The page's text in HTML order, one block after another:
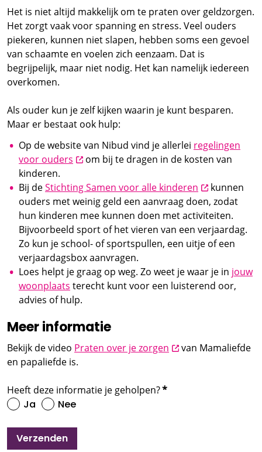
Het is niet altijd makkelijk om te praten over geldzorgen.
Het zorgt vaak voor spanning en stress. Veel ouders
piekeren, kunnen niet slapen, hebben soms een gevoel
van schaamte en voelen zich eenzaam. Dat is
begrijpelijk, maar niet nodig. Het kan namelijk iedereen
overkomen.
Als ouder kun je zelf kijken waarin je kunt besparen.
Maar er bestaat ook hulp:
Op de website van Nibud vind je allerlei regelingen
voor ouders opent nieuw scherm
om bij te dragen in de kosten van
kinderen.
Bij deStichting Samen voor alle kinderen opent nieuw
kunnen
ouders met weinig geld een aanvraag doen, zodat
hun kinderen mee kunnen doen met activiteiten.
Bijvoorbeeld sport of het vieren van een verjaardag.
Zo kun je school- of sportspullen, een uitje of een
verjaardagsbox aanvragen.
Loes helpt je graag op weg. Zo weet je waar je in jouw
woonplaats terecht kunt voor een luisterend oor,
advies of hulp.
Meer informatie
Bekijk de video Praten over je zorgen opent nieuw scherm
van Mamaliefde
en papaliefde is.
Heeft deze informatie je geholpen?*
Ja Nee
Verzenden